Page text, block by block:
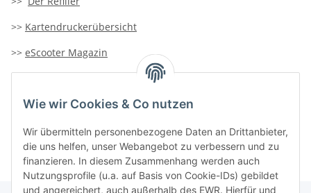
>> Kartendruckerübersicht
>> eScooter Magazin
>>Containersucher
>>Goldinfoseite
Wie wir Cookies & Co nutzen
Wir übermitteln personenbezogene Daten an Drittanbieter,
die uns helfen, unser Webangebot zu verbessern und zu
finanzieren. In diesem Zusammenhang werden auch
Nutzungsprofile (u.a. auf Basis von Cookie-IDs) gebildet
und angereichert, auch außerhalb des EWR. Hierfür und